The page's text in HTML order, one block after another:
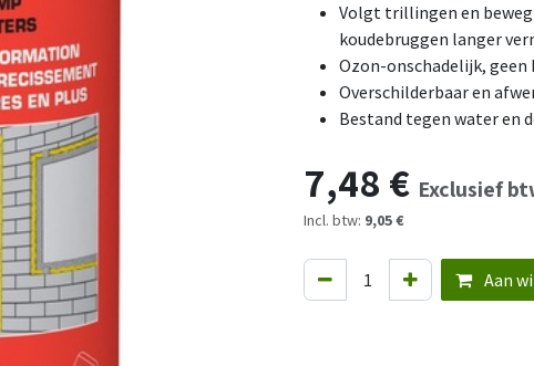
Volgt trillingen en
koudebruggen langer
Ozon-onschadelijk, geen
Overschilderbaar en
Bestand tegen water en
7,48 € Exclusief
Incl. btw: 9,05 €
Aan